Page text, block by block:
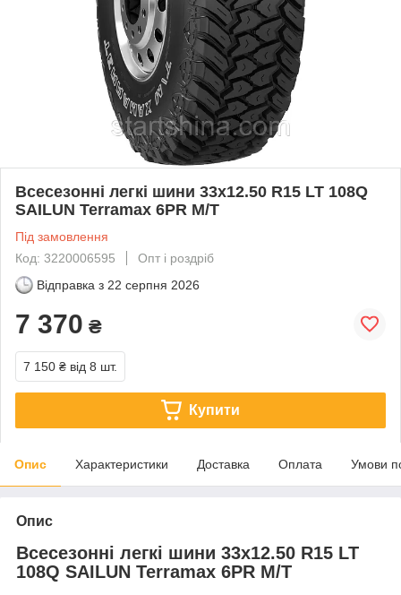
Всесезонні легкі шини 33x12.50 R15 LT 108Q
SAILUN Terramax 6PR M/T
Під замовлення
Код: 3220006595
Опт і роздріб
Відправка з 22 серпня 2026
7 370 ₴
7 150 ₴ від 8 шт.
Купити
Опис Характеристики Доставка Оплата Умови
Опис
Всесезонні легкі шини 33x12.50 R15 LT
108Q SAILUN Terramax 6PR M/T